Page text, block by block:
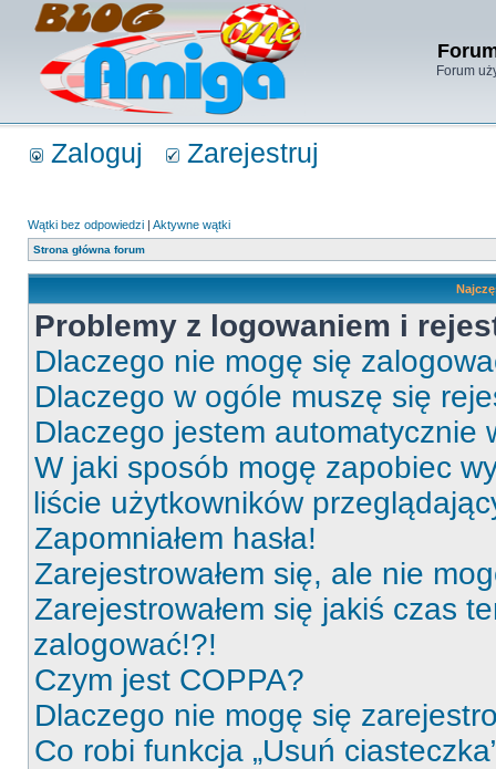
Forum
Zaloguj Zarejestruj
Wątki bez odpowiedzi | Aktywne wątki
Strona główna forum
Problemy z logowaniem i
Dlaczego nie mogę się
Dlaczego w ogóle muszę się
Dlaczego jestem automatycznie
W jaki sposób mogę zapobiec
liście użytkowników
Zapomniałem hasła!
Zarejestrowałem się, ale nie
Zarejestrowałem się jakiś czas
zalogować!?!
Czym jest COPPA?
Dlaczego nie mogę się
Co robi funkcja „Usuń